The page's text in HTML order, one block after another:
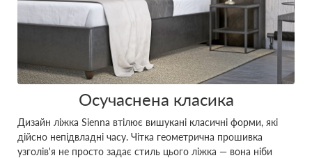
Осучаснена класика
Дизайн ліжка Sienna втілює вишукані класичні форми, які
дійсно непідвладні часу. Чітка геометрична прошивка
узголів'я не просто задає стиль цього ліжка — вона ніби